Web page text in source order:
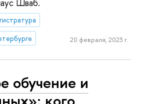
Шваб.
20 февраля, 2023 г.
обучение и